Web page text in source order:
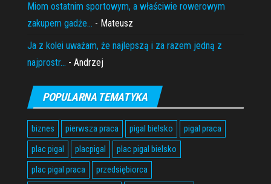
Miom ostatnim sportowym, a właściwie rowerowym
zakupem gadże... - Mateusz
Ja z kolei uważam, że najlepszą i za razem jedną z
najprostr... - Andrzej
POPULARNA TEMATYKA
biznes pierwsza praca pigal bielsko
pigal praca
plac pigal
placpigal
plac pigal bielsko
plac pigal praca
przedsiębiorca